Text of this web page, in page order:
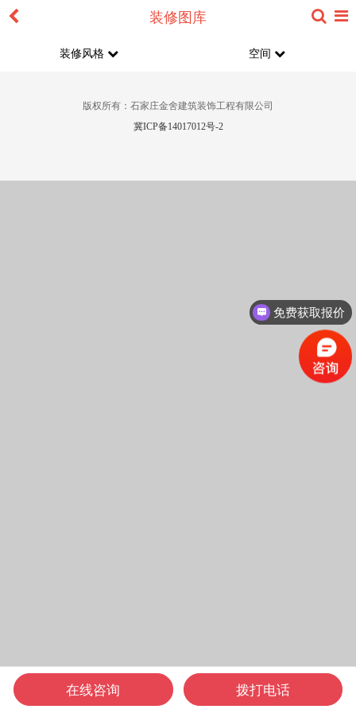
装修图库
装修风格 空间
版权所有：石家庄金舍建筑装饰工程有限公司
冀ICP备14017012号-2
电话咨询 在线咨询
免费获取报价
在线咨询 拨打电话